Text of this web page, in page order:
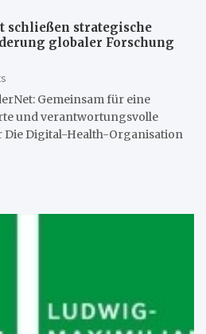
schließen strategische
globaler Forschung
Gemeinsam für eine
und verantwortungsvolle
Digital-Health-Organisation